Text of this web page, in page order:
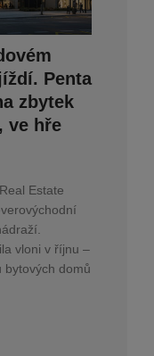
Penta
zbytek
ve hře
Estate
vloni v říjnu –
bytových domů